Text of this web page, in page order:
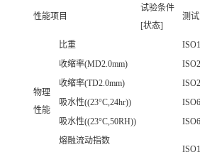
性能项目
试验条件
[状态]
测
物理
性能
比重
收缩率(MD2.0mm)
收缩率(TD2.0mm)
吸水性((23°C,24hr))
吸水性((23°C,50RH))
熔融流动指数